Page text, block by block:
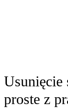
Usunięcie
proste z